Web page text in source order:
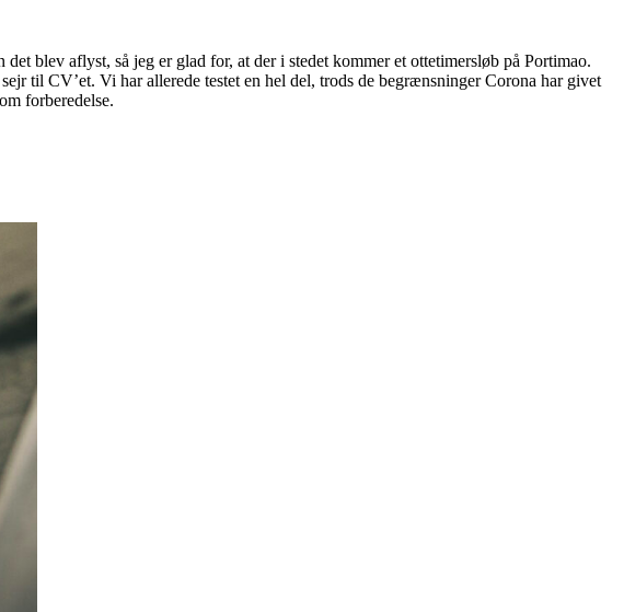
blev aflyst, så jeg er glad for, at der i stedet kommer et ottetimersløb på Portimao.
til CV’et. Vi har allerede testet en hel del, trods de begrænsninger Corona har givet
forberedelse.